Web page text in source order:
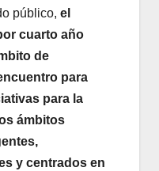
público, el
cuarto año
de
para
para la
ámbitos
y centrados en